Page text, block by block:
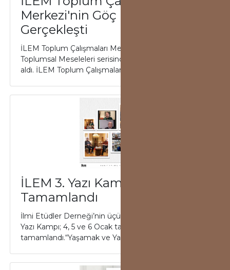
Merkezi'nin Göç Paneli
Gerçekleşti
İLEM Toplum Çalışmaları Merkezi, Türkiye'nin
Toplumsal Meseleleri serisinde göç konusunu ele
aldı. İLEM Toplum Çalışmaları Merkezi göçmenli...
İLEM 3. Yazı Kampı
Tamamlandı
İlmi Etüdler Derneği’nin üçüncüsünü düzenlediği
Yazı Kampı; 4, 5 ve 6 Ocak tarihlerinde 6 oturumda
tamamlandı.“Yaşamak ve Yazmak’’ teması et...